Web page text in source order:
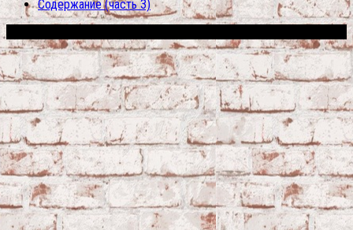
Содержание (часть 3)